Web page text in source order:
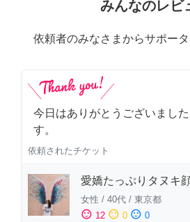
みんなのレビ
依頼者のみなさまからサポー
今日はありがとうございまし
す。
依頼されたチケット
愛嬌たっぷりタヌキ
女性 / 40代 / 東京都
sentiment_satisfied 12 sentiment_neutral 0 sentiment_dissatisfied 0